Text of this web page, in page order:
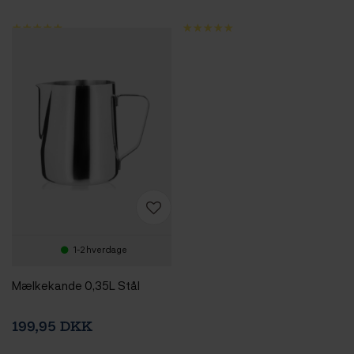
1-2 hverdage
Mælkekande 0,35L Stål
199,95 DKK